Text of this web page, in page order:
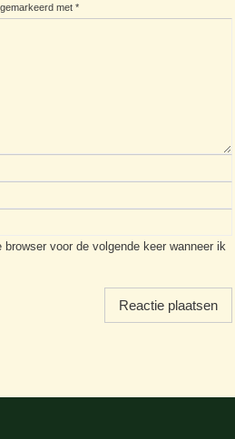
met *
voor de volgende keer wanneer ik